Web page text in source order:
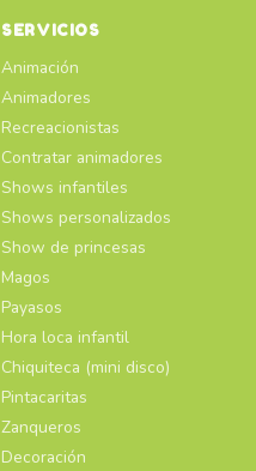
SERVICIOS
Animación
Animadores
Recreacionistas
Contratar animadores
Shows infantiles
Shows personalizados
Show de princesas
Magos
Payasos
Hora loca infantil
Chiquiteca (mini disco)
Pintacaritas
Zanqueros
Decoración